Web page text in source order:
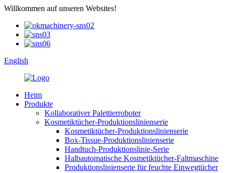
Willkommen auf unseren Websites!
English
Heim
Produkte
Kollaborativer Palettierroboter
Kosmetiktücher-Produktionslinienserie
Kosmetiktücher-Produktionslinienserie
Box-Tissue-Produktionslinienserie
Handtuch-Produktionslinie-Serie
Halbautomatische Kosmetiktücher-Faltmaschine
Produktionslinienserie für feuchte Einwegtücher